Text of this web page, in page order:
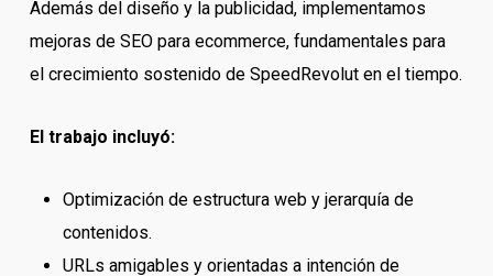
Además del diseño y la publicidad, implementamos
mejoras de SEO para ecommerce, fundamentales para
el crecimiento sostenido de SpeedRevolut en el tiempo.
El trabajo incluyó:
Optimización de estructura web y jerarquía de
contenidos.
URLs amigables y orientadas a intención de